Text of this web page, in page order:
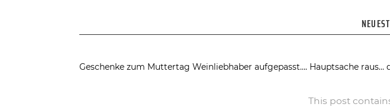
Geschenke zum Muttertag Weinliebhaber aufgepasst…. Hauptsache raus…
This post